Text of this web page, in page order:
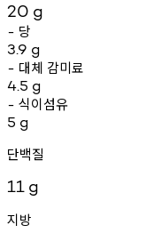
20 g
- 당
3.9 g
- 대체 감미료
4.5 g
- 식이섬유
5 g
단백질
11 g
지방